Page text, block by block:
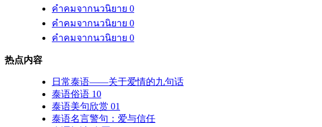
คำคมจากนวนิยาย 0
คำคมจากนวนิยาย 0
คำคมจากนวนิยาย 0
热点内容
日常泰语——关于爱情的九句话
泰语俗语 10
泰语美句欣赏 01
泰语名言警句：爱与信任